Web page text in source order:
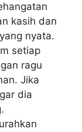
kasih dan
nyata.
setiap
ragu
Jika
dia